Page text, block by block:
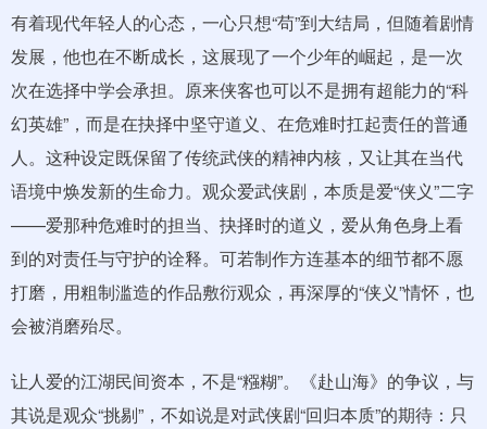
有着现代年轻人的心态，一心只想“苟”到大结局，但随着剧情
发展，他也在不断成长，这展现了一个少年的崛起，是一次
次在选择中学会承担。原来侠客也可以不是拥有超能力的“科
幻英雄”，而是在抉择中坚守道义、在危难时扛起责任的普通
人。这种设定既保留了传统武侠的精神内核，又让其在当代
语境中焕发新的生命力。观众爱武侠剧，本质是爱“侠义”二字
——爱那种危难时的担当、抉择时的道义，爱从角色身上看
到的对责任与守护的诠释。可若制作方连基本的细节都不愿
打磨，用粗制滥造的作品敷衍观众，再深厚的“侠义”情怀，也
会被消磨殆尽。
让人爱的江湖民间资本，不是“糨糊”。《赴山海》的争议，与
其说是观众“挑剔”，不如说是对武侠剧“回归本质”的期待：只